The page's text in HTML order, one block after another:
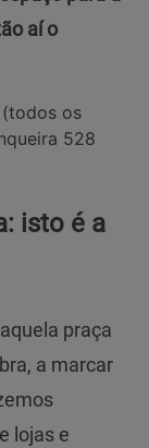
aí o
(todos os
528
isto é a
praça
a marcar
lojas e